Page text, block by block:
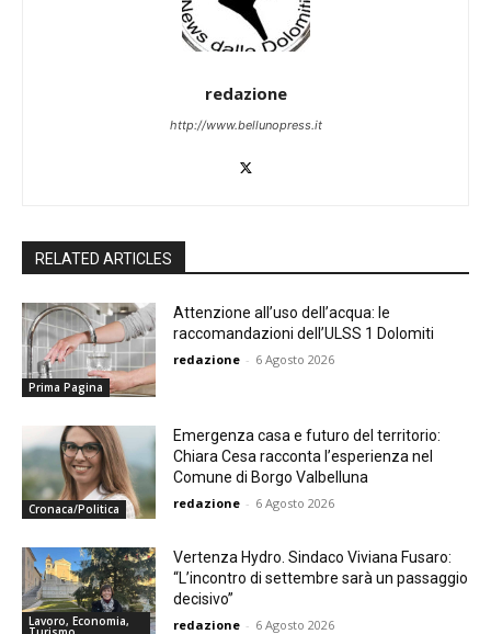
redazione
http://www.bellunopress.it
RELATED ARTICLES
Prima Pagina
Attenzione all’uso dell’acqua: le
raccomandazioni dell’ULSS 1 Dolomiti
redazione - 6 Agosto 2026
Cronaca/Politica
Emergenza casa e futuro del territorio:
Chiara Cesa racconta l’esperienza nel
Comune di Borgo Valbelluna
redazione - 6 Agosto 2026
Lavoro, Economia,
Vertenza Hydro. Sindaco Viviana Fusaro:
“L’incontro di settembre sarà un passaggio
decisivo”
redazione - 6 Agosto 2026